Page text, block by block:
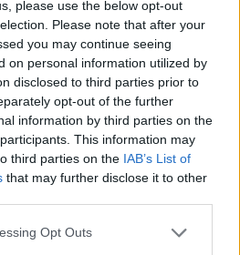
please use the below opt-out
Please note that after your
you may continue seeing
on personal information utilized by
disclosed to third parties prior to
opt-out of the further
information by third parties on the
This information may
third parties on the IAB’s List of
that may further disclose it to other
Opt Outs
του καφέ
κυρίως τους
τον κίνδυνο να υποστούν
επεισόδιο.